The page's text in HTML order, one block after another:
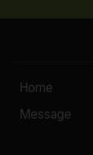
Home
Message